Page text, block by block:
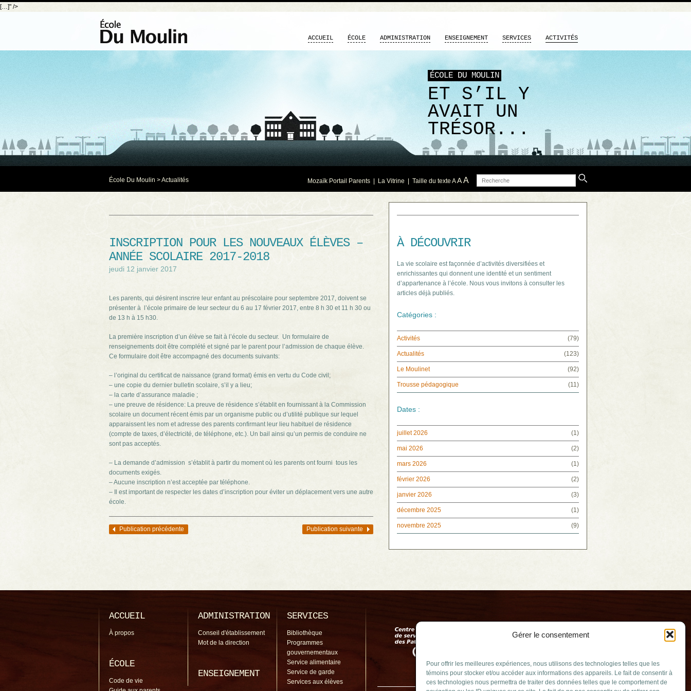
Gérer le consentement
Pour offrir les meilleures expériences, nous utilisons des technologies telles que les
témoins pour stocker et/ou accéder aux informations des appareils. Le fait de consentir à
ces technologies nous permettra de traiter des données telles que le comportement de
[…]" />
ÉCOLE DU MOULIN
ET S’IL Y
AVAIT UN
TRÉSOR...
ACCUEIL ÉCOLE ADMINISTRATION ENSEIGNEMENT SERVICES ACTIVITÉS
École Du Moulin >Actualités Mozaïk Portail Parents La Vitrine | Taille du texte A AA Recherche
INSCRIPTION POUR LES NOUVEAUX ÉLÈVES –
ANNÉE SCOLAIRE 2017-2018
jeudi 12 janvier 2017
Les parents, qui désirent inscrire leur enfant au préscolaire pour septembre 2017, doivent se
présenter à l’école primaire de leur secteur du 6 au 17 février 2017, entre 8 h 30 et 11 h 30 ou
de 13 h à 15 h30.
La première inscription d’un élève se fait à l’école du secteur. Un formulaire de
renseignements doit être complété et signé par le parent pour l’admission de chaque élève.
Ce formulaire doit être accompagné des documents suivants:
– l’original du certificat de naissance (grand format) émis en vertu du Code civil;
– une copie du dernier bulletin scolaire, s’il y a lieu;
– la carte d’assurance maladie ;
– une preuve de résidence: La preuve de résidence s’établit en fournissant à la Commission
scolaire un document récent émis par un organisme public ou d’utilité publique sur lequel
apparaissent les nom et adresse des parents confirmant leur lieu habituel de résidence
(compte de taxes, d’électricité, de téléphone, etc.). Un bail ainsi qu’un permis de conduire ne
sont pas acceptés.
– La demande d’admission s’établit à partir du moment où les parents ont fourni tous les
documents exigés.
– Aucune inscription n’est acceptée par téléphone.
– Il est important de respecter les dates d’inscription pour éviter un déplacement vers une autre
école.
Navigation des articles
Publication précédente Publication suivante
À DÉCOUVRIR
La vie scolaire est façonnée d’activités diversifiées et
enrichissantes qui donnent une identité et un sentiment
d’appartenance à l’école. Nous vous invitons à consulter les
articles déjà publiés.
Catégories :
Activités (79)
Actualités (123)
Le Moulinet (92)
Trousse pédagogique (11)
Dates :
juillet 2026 (1)
mai 2026 (2)
mars 2026 (1)
février 2026 (2)
janvier 2026 (3)
décembre 2025 (1)
novembre 2025 (9)
ACCUEIL
À propos
ÉCOLE
Code de vie
ADMINISTRATION
Conseil d'établissement
Mot de la direction
ENSEIGNEMENT
SERVICES
Bibliothèque
Programmes
gouvernementaux
Service alimentaire
Service de garde
Services aux élèves